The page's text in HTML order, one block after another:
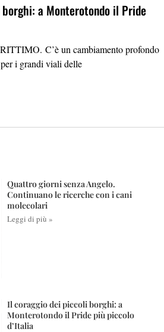
a Monterotondo il Pride
C’è un cambiamento profondo
i grandi viali delle
Quattro giorni senza Angelo.
Continuano le ricerche con i cani
molecolari
Leggi di più »
Il coraggio dei piccoli borghi: a
Monterotondo il Pride più piccolo
d’Italia